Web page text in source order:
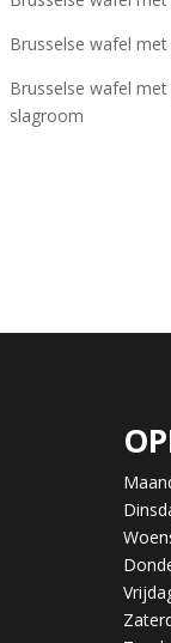
Brusselse wafel
Brusselse wafel met
slagroom